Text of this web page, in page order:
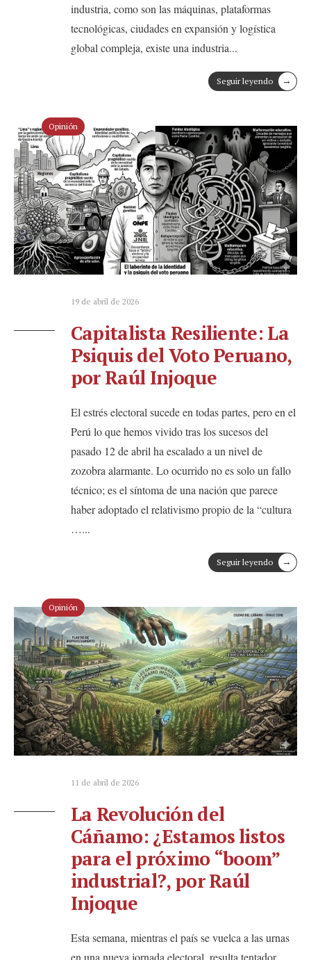
industria, como son las máquinas, plataformas
tecnológicas, ciudades en expansión y logística
global compleja, existe una industria...
Seguir leyendo →
Opinión
19 de abril de 2026
Capitalista Resiliente: La
Psiquis del Voto Peruano,
por Raúl Injoque
El estrés electoral sucede en todas partes, pero en el
Perú lo que hemos vivido tras los sucesos del
pasado 12 de abril ha escalado a un nivel de
zozobra alarmante. Lo ocurrido no es solo un fallo
técnico; es el síntoma de una nación que parece
haber adoptado el relativismo propio de la “cultura
…...
Seguir leyendo →
Opinión
11 de abril de 2026
La Revolución del
Cáñamo: ¿Estamos listos
para el próximo “boom”
industrial?, por Raúl
Injoque
Esta semana, mientras el país se vuelca a las urnas
en una nueva jornada electoral, resulta tentador